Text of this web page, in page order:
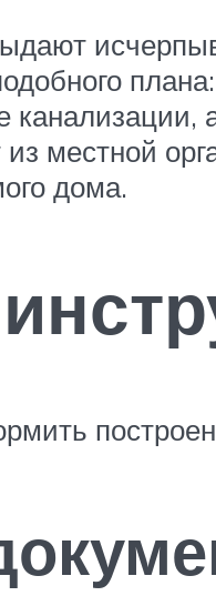
плана:
местной
дома.